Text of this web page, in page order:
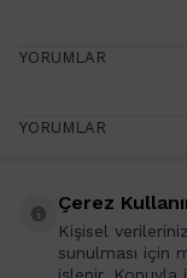
YORUMLAR
YORUMLAR
Yazın Favorileri
Yazın
Çerez
Kişisel
sunulması için